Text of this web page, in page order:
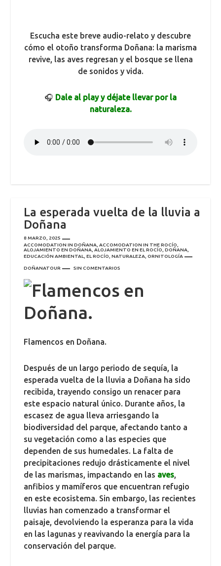
Escucha este breve audio-relato y descubre
cómo el otoño transforma Doñana: la marisma
revive, las aves regresan y el bosque se llena
de sonidos y vida.
🎧 Dale al play y déjate llevar por la
naturaleza.
La esperada vuelta de la lluvia a
Doñana
8 MARZO, 2025
ACCOMODATION IN DOÑANA, ACCOMODATION IN THE ROCÍO,
ALOJAMIENTO EN DOÑANA, ALOJAMIENTO EN EL ROCÍO, DOÑANA,
EDUCACIÓN AMBIENTAL
EL ROCÍO NATURALEZA ORNITOLOGÍA
DOÑANATOUR SIN COMENTARIOS
Flamencos en Doñana.
Después de un largo periodo de sequía, la
esperada vuelta de la lluvia a Doñana ha sido
recibida, trayendo consigo un renacer para
este espacio natural único. Durante años, la
escasez de agua lleva arriesgando la
biodiversidad del parque, afectando tanto a
su vegetación como a las especies que
dependen de sus humedales. La falta de
precipitaciones redujo drásticamente el nivel
de las marismas, impactando en las aves,
anfibios y mamíferos que encuentran refugio
en este ecosistema. Sin embargo, las recientes
lluvias han comenzado a transformar el
paisaje, devolviendo la esperanza para la vida
en las lagunas y reavivando la energía para la
conservación del parque.